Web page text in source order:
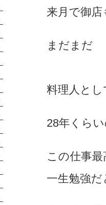
来月で御
まだまだ
料理人と
28年くら
この仕事
一生勉強